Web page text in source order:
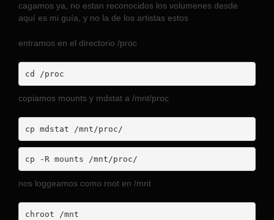
cagamos ya, no estan reconocidos los volumenes desde
aquí es mi guía, y no la de los artistas estos
entramos en el directorio /proc
cd /proc
copiamos mounts y mdstat a /mnt/proc
cp mdstat /mnt/proc/
cp -R mounts /mnt/proc/
nos loggeamos como root en /mnt
chroot /mnt